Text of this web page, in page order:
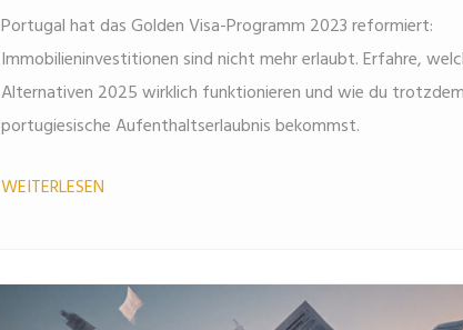
Portugal hat das Golden Visa-Programm 2023 reformiert:
Immobilieninvestitionen sind nicht mehr erlaubt. Erfahre,
Alternativen 2025 wirklich funktionieren und wie du
portugiesische Aufenthaltserlaubnis bekommst.
WEITERLESEN